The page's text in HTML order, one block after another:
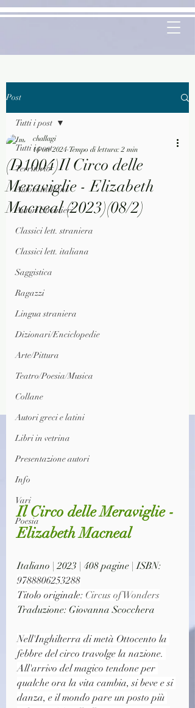
Post
Tutti i post
Territorio
Autori Italiani
Autori Stranieri
Classici lett. straniera
Classici lett. italiana
Saggistica
Ragazzi
Lingua straniera
Dizionari/Enciclopedie
Arte/Pittura
Teatro/Poesia/Musica
Collane
Autori greci e latini
Libri in vetrina
Presentazione autori
Info
Vari
Poesia
Tutti i post
(D1004)Il Circo delle
Meraviglie - Elizabeth
Macneal (2023)(08/2)
challagi
16 ott 2024 Tempo di lettura: 2 min
Il Circo delle Meraviglie -
Elizabeth Macneal
Italiano | 2023 | 408 pagine | ISBN:
9788806253288
Titolo originale: Circus of Wonders
Traduzione: Giovanna Scocchera
Nell'Inghilterra di metà Ottocento la
febbre del circo travolge la nazione.
All'arrivo del magico tendone per
qualche ora la vita cambia, si beve e si
danza, e il mondo pare un posto più